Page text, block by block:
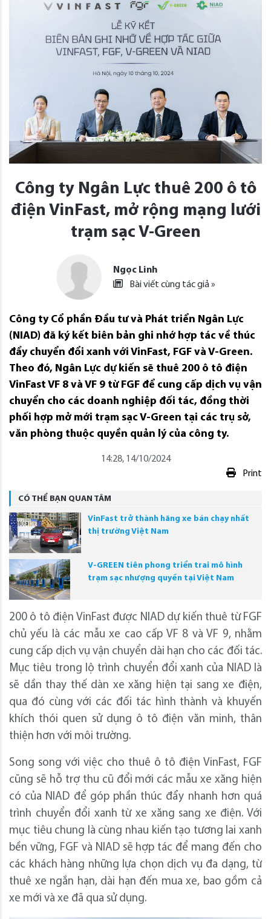
Công ty Ngân Lực thuê 200 ô tô
điện VinFast, mở rộng mạng lưới
trạm sạc V-Green
Ngọc Linh
Bài viết cùng tác giả »
Công ty Cổ phần Đầu tư và Phát triển Ngân Lực
(NIAD) đã ký kết biên bản ghi nhớ hợp tác về thúc
đẩy chuyển đổi xanh với VinFast, FGF và V-Green.
Theo đó, Ngân Lực dự kiến sẽ thuê 200 ô tô điện
VinFast VF 8 và VF 9 từ FGF để cung cấp dịch vụ vận
chuyển cho các doanh nghiệp đối tác, đồng thời
phối hợp mở mới trạm sạc V-Green tại các trụ sở,
văn phòng thuộc quyền quản lý của công ty.
14:28, 14/10/2024
Print
CÓ THỂ BẠN QUAN TÂM
VinFast trở thành hãng xe bán chạy nhất
thị trường Việt Nam
V-GREEN tiên phong triển trai mô hình
trạm sạc nhượng quyền tại Việt Nam
200 ô tô điện VinFast được NIAD dự kiến thuê từ FGF
chủ yếu là các mẫu xe cao cấp VF 8 và VF 9, nhằm
cung cấp dịch vụ vận chuyển dài hạn cho các đối tác.
Mục tiêu trong lộ trình chuyển đổi xanh của NIAD là
sẽ dần thay thế dàn xe xăng hiện tại sang xe điện,
qua đó cùng với các đối tác hình thành và khuyến
khích thói quen sử dụng ô tô điện văn minh, thân
thiện hơn với môi trường.
Song song với việc cho thuê ô tô điện VinFast, FGF
cũng sẽ hỗ trợ thu cũ đổi mới các mẫu xe xăng hiện
có của NIAD để góp phần thúc đẩy nhanh hơn quá
trình chuyển đổi xanh từ xe xăng sang xe điện. Với
mục tiêu chung là cùng nhau kiến tạo tương lai xanh
bền vững, FGF và NIAD sẽ hợp tác để mang đến cho
các khách hàng những lựa chọn dịch vụ đa dạng, từ
thuê xe ngắn hạn, dài hạn đến mua xe, bao gồm cả
xe mới và xe đã qua sử dụng.